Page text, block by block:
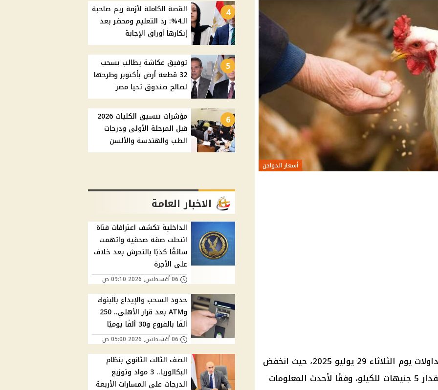
أسعار الدواجن
انخفضت أسعار الدواجن مع بداية تداولات يوم الثلاثاء 29 يوليو 2025، حيث انخفض
سعر الدجاج الابيض في المزرعة بمقدار 5 جنيهات للكيلو، وفقًا لأحدث المعلومات
4
القصة الكاملة لأزمة ريم صاحبة
الـ4%: رد التعليم ومحضر بعد
إنكارها أوراق الإجابة
5
توفيق عكاشة يطالب بسحب
32 قطعة أرض بأكتوبر وطرحها
لصالح صندوق تحيا مصر
6
مؤشرات تنسيق الكليات 2026
قبل المرحلة الأولى ودرجات
الطب والهندسة والألسن
الاخبار العامة
الداخلية تكشف اعترافات فتاة
انتحلت صفة صحفية واتهمت
سائقًا كذبًا بالتحرش بعد خلاف
على الأجرة
06 أغسطس, 2026 09:10 ص
حدود السحب والإيداع بالبنوك
وATM بعد قرار الأهلي.. 250
ألفًا بالفروع و30 ألفًا يوميًا
06 أغسطس, 2026 05:00 ص
الصف الثالث الثانوي بنظام
البكالوريا.. 3 مواد وتوزيع
الدرجات على المسارات الأربعة